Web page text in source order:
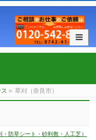
» 草刈（奈良市）
・防草シート・砂利敷・人工芝）